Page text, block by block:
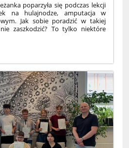
poparzyła się podczas lekcji
na hulajnodze, amputacja w
Jak sobie poradzić w takiej
zaszkodzić? To tylko niektóre
suwalskich szkół średnich.
udział siedem zespołów,
Lena Burzyńska 2c, Barbara
2b, a NAJLEPSI okazali się
Krejpcio, Julia Żuk i Michał
złożyły się wyniki z testu
podczas symulacji. WIELKIE
zwycięzcom i wszystkim, biorącym